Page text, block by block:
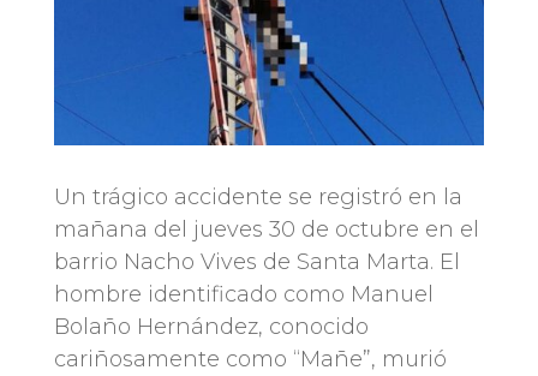
Un trágico accidente se registró en la
mañana del jueves 30 de octubre en el
barrio Nacho Vives de Santa Marta. El
hombre identificado como Manuel
Bolaño Hernández, conocido
cariñosamente como “Mañe”, murió